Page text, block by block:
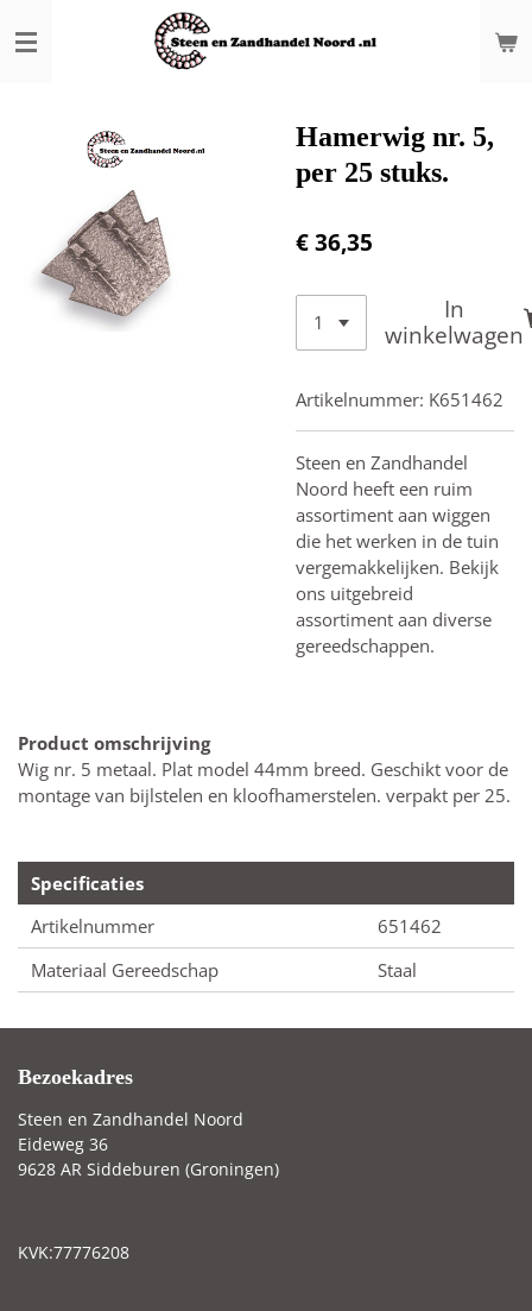
direct
hoofdinhoud
Hamerwig nr. 5,
per 25 stuks.
€ 36,35
In
winkelwagen
Artikelnummer: K651462
Steen en Zandhandel
Noord heeft een ruim
assortiment aan wiggen
die het werken in de tuin
vergemakkelijken. Bekijk
ons uitgebreid
assortiment aan diverse
gereedschappen.
Product omschrijving
Wig nr. 5 metaal. Plat model 44mm breed. Geschikt voor de
montage van bijlstelen en kloofhamerstelen. verpakt per 25.
Specificaties
Artikelnummer
651462
Materiaal Gereedschap
Staal
Bezoekadres
Steen en Zandhandel Noord
Eideweg 36
9628 AR Siddeburen (Groningen)
KVK:77776208